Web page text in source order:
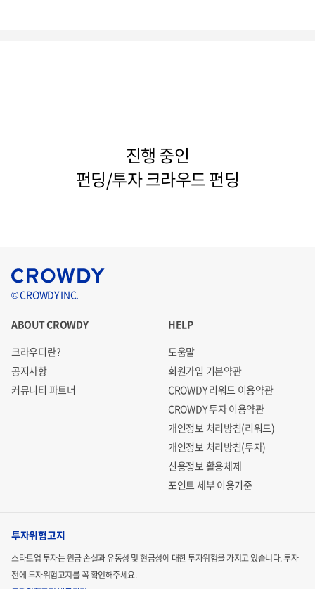
진행 중인
펀딩/투자 크라우드 펀딩
© CROWDY INC.
ABOUT CROWDY
크라우디란?
공지사항
커뮤니티 파트너
HELP
도움말
회원가입 기본약관
CROWDY 리워드 이용약관
CROWDY 투자 이용약관
개인정보 처리방침(리워드)
개인정보 처리방침(투자)
신용정보 활용체제
포인트 세부 이용기준
투자위험고지
스타트업 투자는 원금 손실과 유동성 및 현금성에 대한 투자위험을 가지고 있습니다.투자
전에 투자위험고지를 꼭 확인해주세요.